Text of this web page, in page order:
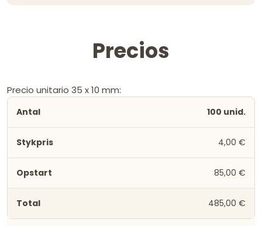
Precios
Precio unitario 35 x 10 mm:
100 unid.
4,00 €
85,00 €
485,00 €